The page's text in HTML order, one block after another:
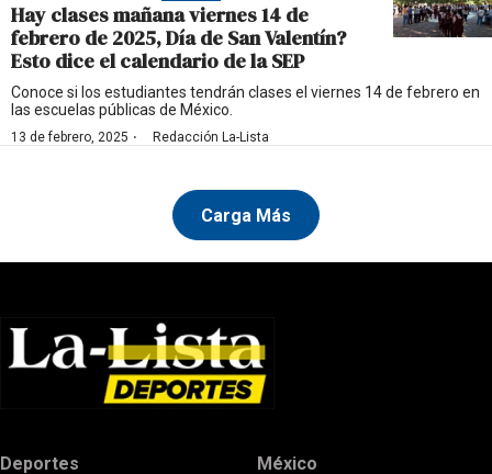
Hay clases mañana viernes 14 de
febrero de 2025, Día de San Valentín?
Esto dice el calendario de la SEP
Conoce si los estudiantes tendrán clases el viernes 14 de febrero en
las escuelas públicas de México.
13 de febrero, 2025 · Redacción La-Lista
Carga Más
Deportes México